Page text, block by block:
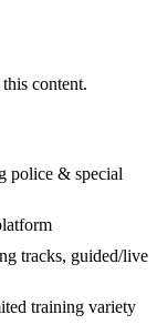
content.
police & special
tracks, guided/live
training variety